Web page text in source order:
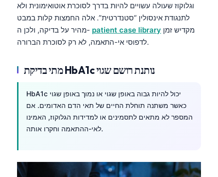
וגלוקוז שעולה עשויים להיות בדרך לסוכרת אוטואימונית ולא
לתנגודת אינסולין “סטנדרטית”. אלה החמצות קלות במבט
מהיר על בדיקה, ולכן ה- patient case library
לדפוסי אי-התאמה, לא רק לסוכרת הברורה.
מתי בדיקת HbA1c נותנת רושם שגוי
HbA1c יכול להיות גבוה באופן שגוי או נמוך באופן שגוי
כאשר משתנה תוחלת החיים של תאי הדם האדומים. אם
המספר לא מתאים לתסמינים או למדידות הגלוקוז, האמינו
לאי-ההתאמה וחקרו אותה.